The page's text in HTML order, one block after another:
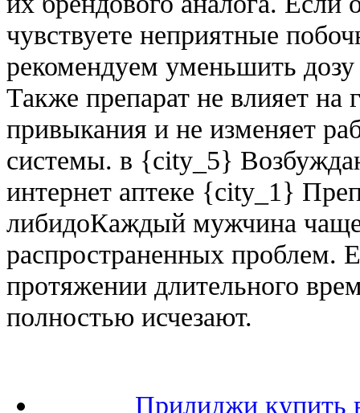
чувствуете неприятные
рекомендуем уменьшить
Также препарат не влияет
привыкания и не изменяет
системы. в {city_5}
интернет аптеке {city_1}
либидоКаждый мужчина чаще
распространенных проблем.
протяжении длительного
полностью исчезают.
Прилиджи купить